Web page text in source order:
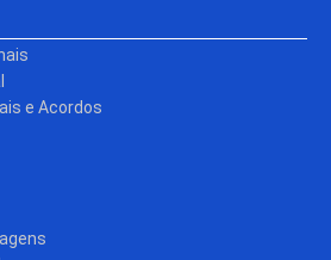
e Acordos